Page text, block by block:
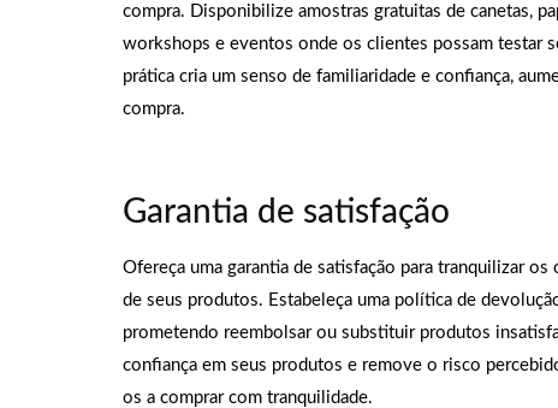
compra. Disponibilize amostras gratuitas de canetas,
workshops e eventos onde os clientes possam testar
prática cria um senso de familiaridade e confiança,
compra.
Garantia de satisfação
Ofereça uma garantia de satisfação para tranquilizar os
de seus produtos. Estabeleça uma política de
prometendo reembolsar ou substituir produtos
confiança em seus produtos e remove o risco
os a comprar com tranquilidade.